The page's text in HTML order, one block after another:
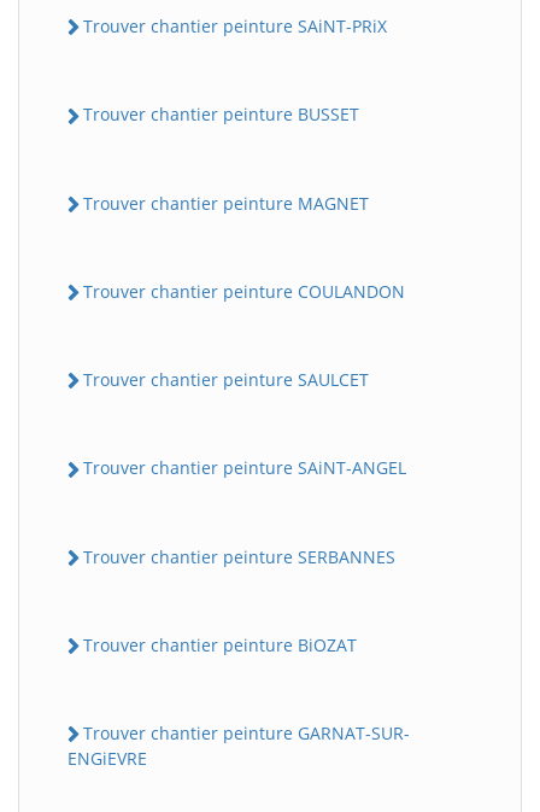
Trouver chantier peinture SAiNT-PRiX
Trouver chantier peinture BUSSET
Trouver chantier peinture MAGNET
Trouver chantier peinture COULANDON
Trouver chantier peinture SAULCET
Trouver chantier peinture SAiNT-ANGEL
Trouver chantier peinture SERBANNES
Trouver chantier peinture BiOZAT
Trouver chantier peinture GARNAT-SUR-
ENGiEVRE
B BatiWebPro